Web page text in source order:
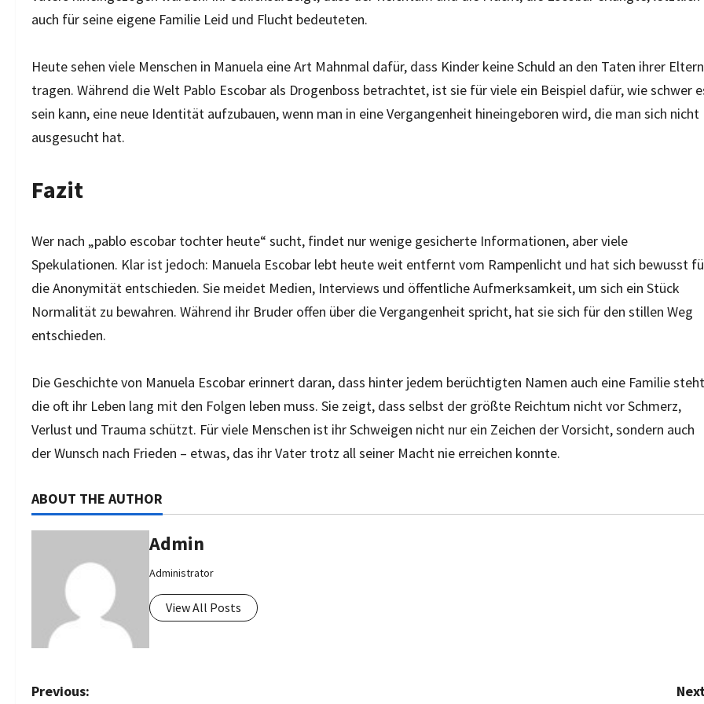
auch für seine eigene Familie Leid und Flucht bedeuteten.
Heute sehen viele Menschen in Manuela eine Art Mahnmal dafür, dass Kinder keine Schuld an den Taten ihrer Eltern
tragen. Während die Welt Pablo Escobar als Drogenboss betrachtet, ist sie für viele ein Beispiel dafür, wie schwer
sein kann, eine neue Identität aufzubauen, wenn man in eine Vergangenheit hineingeboren wird, die man sich nicht
ausgesucht hat.
Fazit
Wer nach „pablo escobar tochter heute“ sucht, findet nur wenige gesicherte Informationen, aber viele
Spekulationen. Klar ist jedoch: Manuela Escobar lebt heute weit entfernt vom Rampenlicht und hat sich bewusst
die Anonymität entschieden. Sie meidet Medien, Interviews und öffentliche Aufmerksamkeit, um sich ein Stück
Normalität zu bewahren. Während ihr Bruder offen über die Vergangenheit spricht, hat sie sich für den stillen Weg
entschieden.
Die Geschichte von Manuela Escobar erinnert daran, dass hinter jedem berüchtigten Namen auch eine Familie
die oft ihr Leben lang mit den Folgen leben muss. Sie zeigt, dass selbst der größte Reichtum nicht vor Schmerz,
Verlust und Trauma schützt. Für viele Menschen ist ihr Schweigen nicht nur ein Zeichen der Vorsicht, sondern auch
der Wunsch nach Frieden – etwas, das ihr Vater trotz all seiner Macht nie erreichen konnte.
ABOUT THE AUTHOR
Admin
Administrator
View All Posts
P
Previous: